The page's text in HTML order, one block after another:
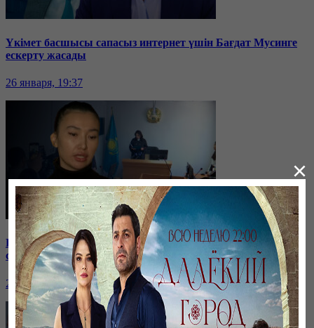
Үкімет басшысы сапасыз интернет үшін Бағдат Мусинге
ескерту жасады
26 января, 19:37
Бірнеше отбасын алдаған туристік фирма директоры
сотталып жатыр
26 января, 19:36
×